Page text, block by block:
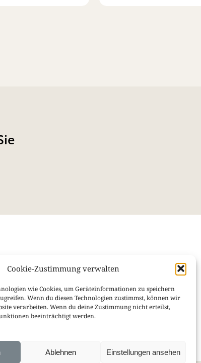
Cookie-Zustimmung verwalten
wie Cookies, um Geräteinformationen zu speichern
Wenn du diesen Technologien zustimmst, können wir
verarbeiten. Wenn du deine Zustimmung nicht erteilst,
beeinträchtigt werden.
Ablehnen Einstellungen ansehen
mit unseren Newslettern:
Coaching Newsletter